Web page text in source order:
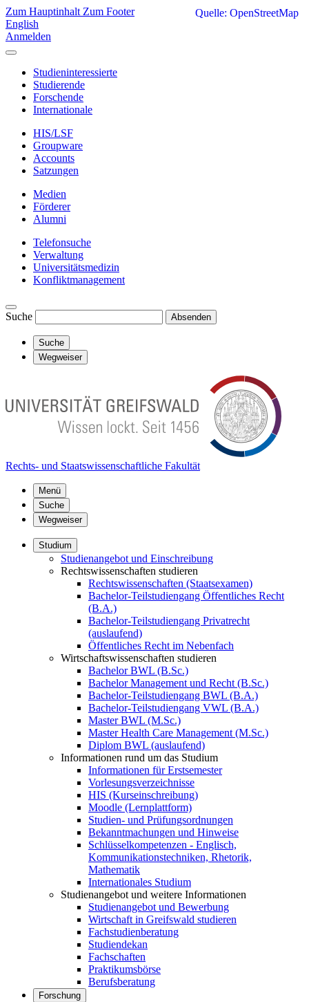
Zum Hauptinhalt Zum Footer
English
Anmelden
Studieninteressierte
Studierende
Forschende
Internationale
HIS/LSF
Groupware
Accounts
Satzungen
Medien
Förderer
Alumni
Telefonsuche
Verwaltung
Universitätsmedizin
Konfliktmanagement
Suche Absenden
Suche
Wegweiser
Rechts- und Staatswissenschaftliche Fakultät
Menü
Suche
Wegweiser
Studium
Studienangebot und Einschreibung
Rechtswissenschaften studieren
Rechtswissenschaften (Staatsexamen)
Bachelor-Teilstudiengang Öffentliches Recht
(B.A.)
Bachelor-Teilstudiengang Privatrecht
(auslaufend)
Öffentliches Recht im Nebenfach
Wirtschaftswissenschaften studieren
Bachelor BWL (B.Sc.)
Bachelor Management und Recht (B.Sc.)
Bachelor-Teilstudiengang BWL (B.A.)
Bachelor-Teilstudiengang VWL (B.A.)
Master BWL (M.Sc.)
Master Health Care Management (M.Sc.)
Diplom BWL (auslaufend)
Informationen rund um das Studium
Informationen für Erstsemester
Vorlesungsverzeichnisse
HIS (Kurseinschreibung)
Moodle (Lernplattform)
Studien- und Prüfungsordnungen
Bekanntmachungen und Hinweise
Schlüsselkompetenzen - Englisch,
Kommunikationstechniken, Rhetorik,
Mathematik
Internationales Studium
Studienangebot und weitere Informationen
Studienangebot und Bewerbung
Wirtschaft in Greifswald studieren
Fachstudienberatung
Studiendekan
Fachschaften
Praktikumsbörse
Berufsberatung
Forschung
Quelle: OpenStreetMap